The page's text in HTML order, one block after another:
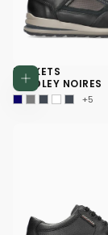
BASKETS
BRADLEY NOIRES
+5